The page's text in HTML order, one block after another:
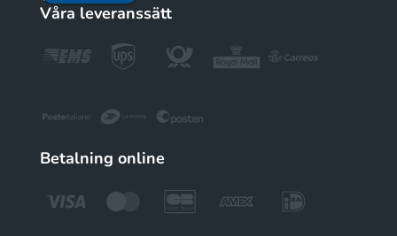
Våra leveranssätt
Betalning online